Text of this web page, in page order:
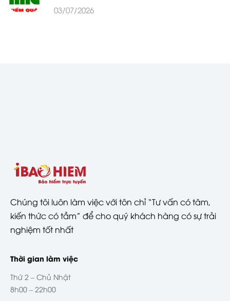
03/07/2026
Chúng tôi luôn làm việc với tôn chỉ “Tư vấn có tâm,
kiến thức có tầm” để cho quý khách hàng có sự trải
nghiệm tốt nhất
Thời gian làm việc
Thứ 2 – Chủ Nhật
8h00 – 22h00